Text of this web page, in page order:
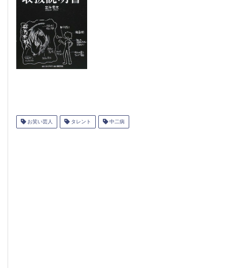
お笑い芸人 タレント 中二病